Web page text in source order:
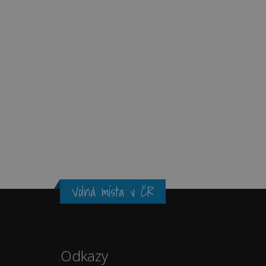
Volná místa v ČR
Odkazy